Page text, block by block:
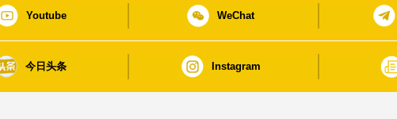
Youtube WeChat
今日头条 Instagram